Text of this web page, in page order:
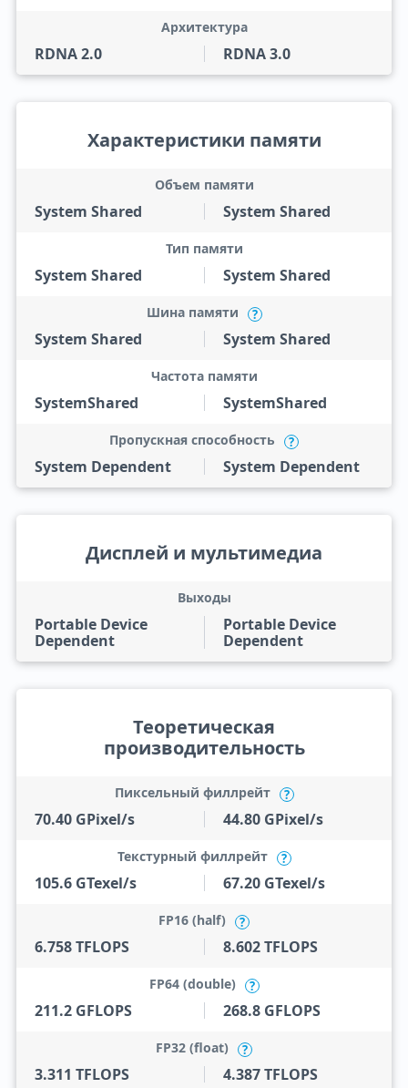
RDNA 2.0
Архитектура
RDNA 3.0
Характеристики памяти
System Shared
Объем памяти
System Shared
System Shared
Тип памяти
System Shared
System Shared
Шина памяти ?
System Shared
SystemShared
Частота памяти
SystemShared
System Dependent
Пропускная способность ?
System Dependent
Дисплей и мультимедиа
Portable Device
Dependent
Выходы
Portable Device
Dependent
Теоретическая
производительность
70.40 GPixel/s
Пиксельный филлрейт ?
44.80 GPixel/s
105.6 GTexel/s
Текстурный филлрейт ?
67.20 GTexel/s
6.758 TFLOPS
FP16 (half) ?
8.602 TFLOPS
211.2 GFLOPS
FP64 (double) ?
268.8 GFLOPS
3.311 TFLOPS
FP32 (float) ?
4.387 TFLOPS